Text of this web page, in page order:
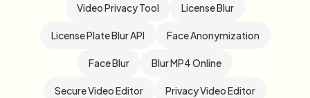
Video Privacy Tool License Blur
License Plate Blur API Face Anonymization
Face Blur Blur MP4 Online
Secure Video Editor Privacy Video Editor